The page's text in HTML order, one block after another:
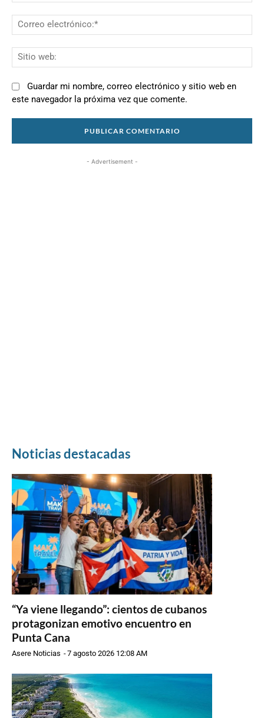
Guardar mi nombre, correo electrónico y sitio web en
este navegador la próxima vez que comente.
- Advertisement -
Noticias destacadas
“Ya viene llegando”: cientos de cubanos
protagonizan emotivo encuentro en
Punta Cana
Asere Noticias -7 agosto 2026 12:08 AM